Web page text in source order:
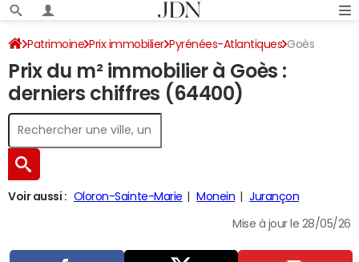
Patrimoine Prix immobilier Pyrénées-Atlantiques Goès
Prix du m² immobilier à Goès :
derniers chiffres (64400)
Voir aussi : Oloron-Sainte-Marie Monein Jurançon
Mise à jour le 28/05/26